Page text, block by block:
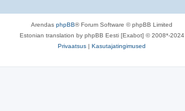
Arendas phpBB® Forum Software © phpBB Limited
Estonian translation by phpBB Eesti [Exabot] © 2008*-2024
Privaatsus | Kasutajatingimused